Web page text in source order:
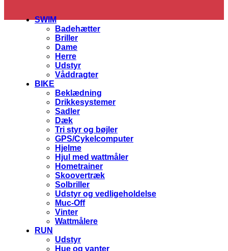
SWIM
Badehætter
Briller
Dame
Herre
Udstyr
Våddragter
BIKE
Beklædning
Drikkesystemer
Sadler
Dæk
Tri styr og bøjler
GPS/Cykelcomputer
Hjelme
Hjul med wattmåler
Hometrainer
Skoovertræk
Solbriller
Udstyr og vedligeholdelse
Muc-Off
Vinter
Wattmålere
RUN
Udstyr
Hue og vanter